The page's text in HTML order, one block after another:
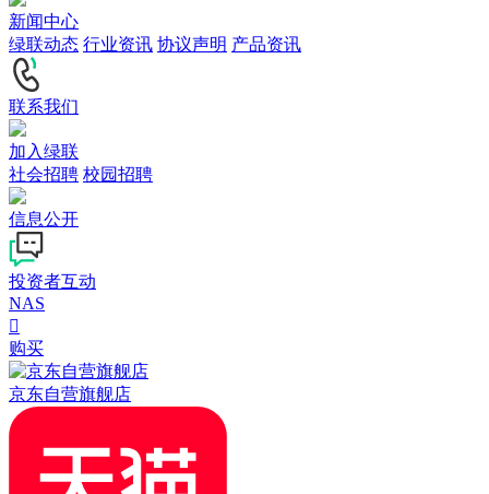
新闻中心
绿联动态 行业资讯 协议声明 产品资讯
联系我们
加入绿联
社会招聘 校园招聘
信息公开
投资者互动
NAS

购买
京东自营旗舰店